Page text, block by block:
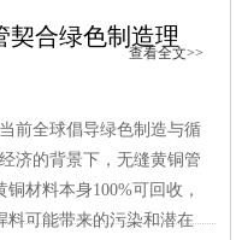
查看全文>>
契合绿色制造理
前全球倡导绿色制造与循
济的背景下，无缝黄铜管
材料本身100%可回收，
料可能带来的污染和潜在